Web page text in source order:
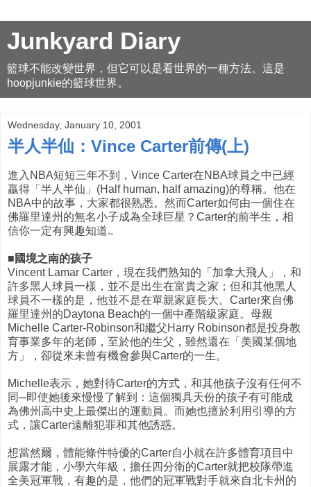
Junkyard Diary
籃球不能改變世界，但它可以是看世界的一種方法。這是
hoopjunkie的籃球世界。
Wednesday, January 10, 2001
半人半仙：Vince Carter前傳(上)
進入NBA短短三年不到，Vince Carter在NBA球員之中已經
贏得「半人半仙」(Half human, half amazing)的尊稱。他在
NBA中的故事，大家都很熟悉。然而Carter如何由一個住在
佛羅里達州的無名小子成為全球巨星？Carter的前半生，相
信你一定有興趣知道..
■國境之南的孩子
Vincent Lamar Carter，現在我們熟知的「加拿大飛人」，和
許多黑人球員一樣，並不是出生在富貴之家；但和其他黑人
球員不一樣的是，他並不是在單親家庭長大。Carter來自佛
羅里達州的Daytona Beach的一個中產階級家庭。母親
Michelle Carter-Robinson和繼父Harry Robinson都是投身教
育事業多年的老師，至於他的生父，雖然還在「美國某個地
方」，卻從來未曾有機會參與Carter的一生。
Michelle表示，她對待Carter的方式，和其他孩子沒有任何不
同─即使她後來慢慢了解到：這個獨具天份的孩子有可能成
為佛州高中史上最傑出的運動員。而她也擅於利用引導的方
式，讓Carter遠離犯罪和其他誘惑。
想當然爾，體能條件特優的Carter自小就在許多體育項目中
展露才能，小學六年級，擔任四分衛的Carter就把校隊帶進
全美冠軍戰，有趣的是，他們的冠軍戰對手就來自北卡州的